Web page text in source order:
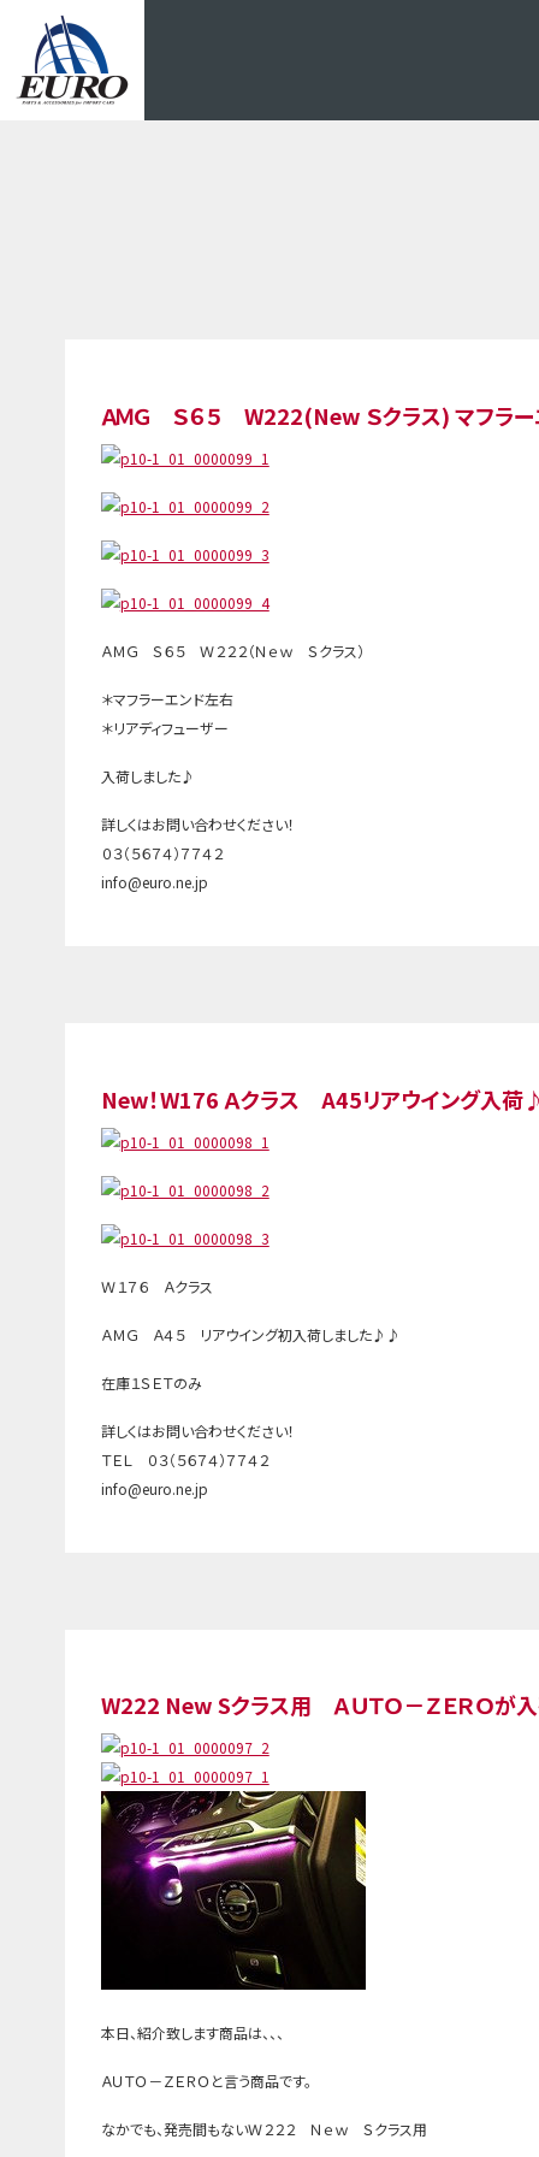
ＡＭＧ Ｓ６５ W222(New Ｓクラス) マフラー
ＡＭＧ Ｓ６５ Ｗ２２２（Ｎｅｗ Ｓクラス）
＊マフラーエンド左右
＊リアディフューザー
入荷しました♪
詳しくはお問い合わせください！
０３（５６７４）７７４２
info@euro.ne.jp
New！W176 Ａクラス A45リアウイング入荷♪
Ｗ１７６ Ａクラス
ＡＭＧ Ａ４５ リアウイング初入荷しました♪♪
在庫１ＳＥＴのみ
詳しくはお問い合わせください！
ＴＥＬ ０３（５６７４）７７４２
info@euro.ne.jp
W222 New Sクラス用 ＡＵＴＯ－ＺＥＲＯが入
本日、紹介致します商品は、、、
ＡＵＴＯ－ＺＥＲＯと言う商品です。
なかでも、発売間もないＷ２２２ Ｎｅｗ Ｓクラス用